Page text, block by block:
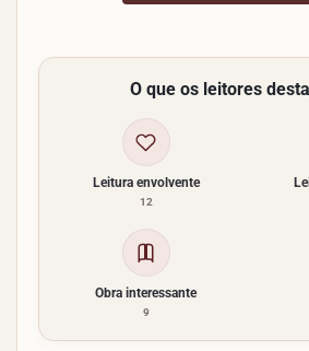
O que os leitores
Leitura envolvente
12
Obra interessante
9